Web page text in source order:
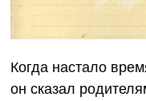
Когда настало
он сказал